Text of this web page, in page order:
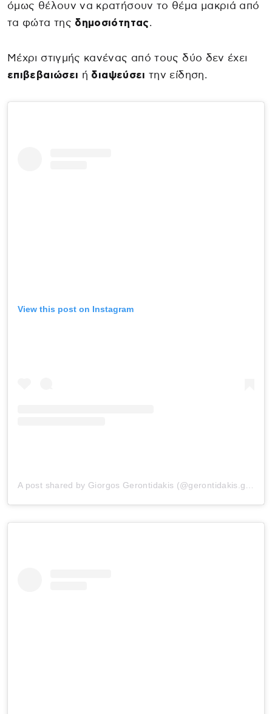
όμως θέλουν να κρατήσουν το θέμα μακριά από
τα φώτα της δημοσιότητας.
Μέχρι στιγμής κανένας από τους δύο δεν έχει
επιβεβαιώσει ή διαψεύσει την είδηση.
View this post on Instagram
A post shared by Giorgos Gerontidakis (@gerontidakis.giorgos)